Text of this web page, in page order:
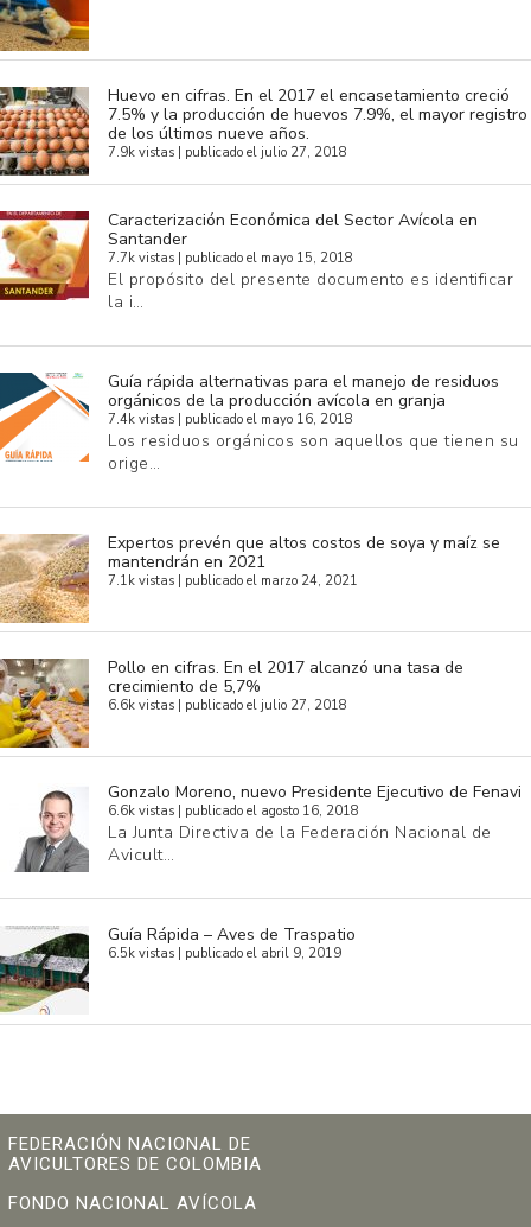
Huevo en cifras. En el 2017 el encasetamiento creció
7.5% y la producción de huevos 7.9%, el mayor registro
de los últimos nueve años.
7.9k vistas | publicado el julio 27, 2018
Caracterización Económica del Sector Avícola en
Santander
7.7k vistas | publicado el mayo 15, 2018
El propósito del presente documento es identificar
la i…
Guía rápida alternativas para el manejo de residuos
orgánicos de la producción avícola en granja
7.4k vistas | publicado el mayo 16, 2018
Los residuos orgánicos son aquellos que tienen su
orige…
Expertos prevén que altos costos de soya y maíz se
mantendrán en 2021
7.1k vistas | publicado el marzo 24, 2021
Pollo en cifras. En el 2017 alcanzó una tasa de
crecimiento de 5,7%
6.6k vistas | publicado el julio 27, 2018
Gonzalo Moreno, nuevo Presidente Ejecutivo de Fenavi
6.6k vistas | publicado el agosto 16, 2018
La Junta Directiva de la Federación Nacional de
Avicult…
Guía Rápida – Aves de Traspatio
6.5k vistas | publicado el abril 9, 2019
FEDERACIÓN NACIONAL DE
AVICULTORES DE COLOMBIA
FONDO NACIONAL AVÍCOLA